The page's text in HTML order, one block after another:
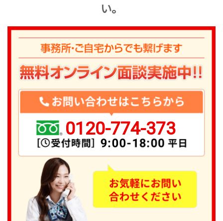
い。
0120-774-373